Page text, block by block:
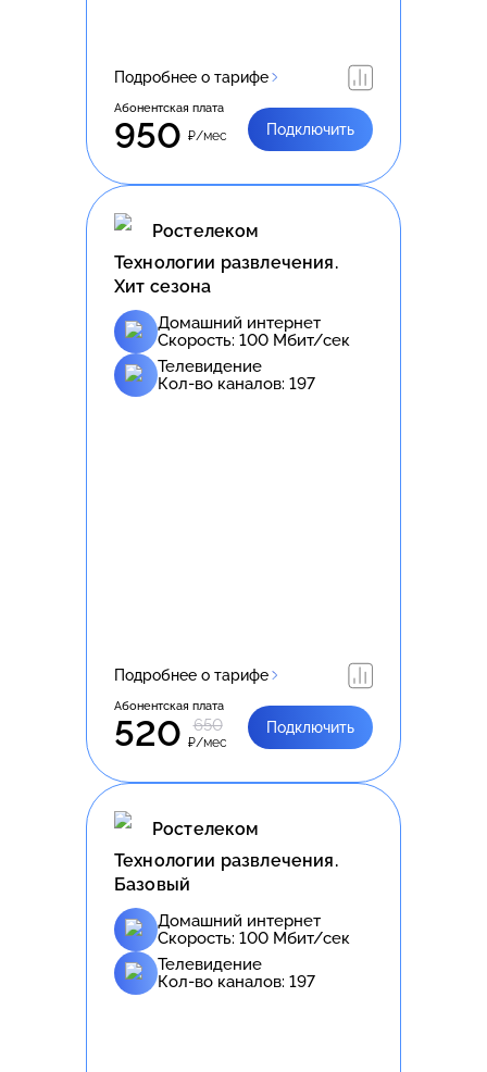
Подробнее о тарифе
Абонентская плата
950 ₽/мес Подключить
Ростелеком
Технологии развлечения.
Хит сезона
Домашний интернет
Скорость: 100 Мбит/сек
Телевидение
Кол-во каналов: 197
Подробнее о тарифе
Абонентская плата
520 650
₽/мес
Подключить
Ростелеком
Технологии развлечения.
Базовый
Домашний интернет
Скорость: 100 Мбит/сек
Телевидение
Кол-во каналов: 197